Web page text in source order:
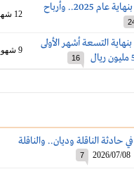
أرباح البحري 2431.3 مليون ريال بنهاية عام 2025.. وأرباح
12 شهر
مليون ريال بنهاية التسعة أشهر الأولى
16
9 شهور
الناقلة وديان.. والناقلة
2026/07/08
7